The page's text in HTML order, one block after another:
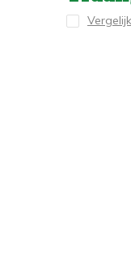
Vergelijk